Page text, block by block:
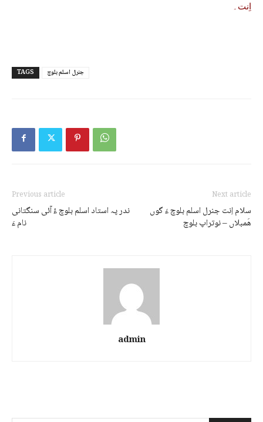
اِنت۔
TAGS جنرل اسلم بلوچ
Previous article
ندر پہ استاد اسلم بلوچ ءُ آئی سنگتانی
نام ءَ
Next article
سلام اِنت جنرل اسلم بلوچ ءَ گوں
ھَمبلاں – نوتراپ بلوچ
admin